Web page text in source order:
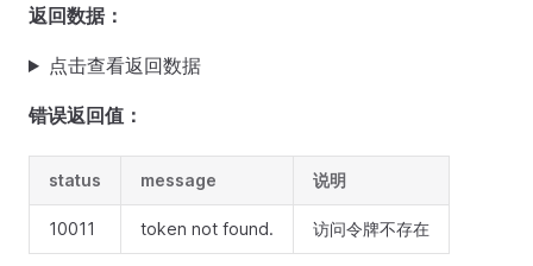
返回数据：
点击查看返回数据
错误返回值：
status message 说明
10011 token not found. 访问令牌不存在